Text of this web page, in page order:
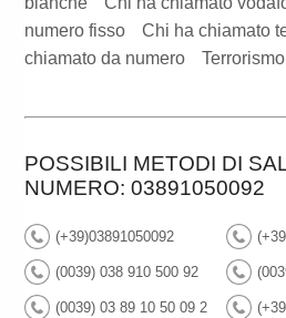
numero fisso
Chi ha chiamato
chiamato da numero
POSSIBILI METODI DI
NUMERO: 03891050092
(+39)03891050092
(0039) 038 910 500 92
(0039) 03 89 10 50 09 2